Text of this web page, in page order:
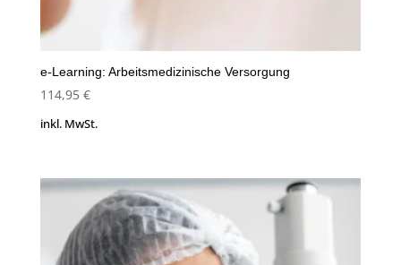
e-Learning: Arbeitsmedizinische Versorgung
114,95 €
inkl. MwSt.